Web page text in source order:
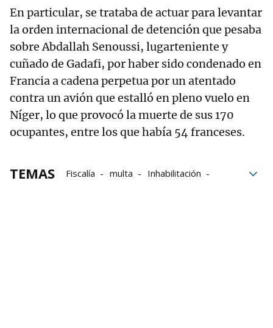
En particular, se trataba de actuar para levantar
la orden internacional de detención que pesaba
sobre Abdallah Senoussi, lugarteniente y
cuñado de Gadafi, por haber sido condenado en
Francia a cadena perpetua por un atentado
contra un avión que estalló en pleno vuelo en
Níger, lo que provocó la muerte de sus 170
ocupantes, entre los que había 54 franceses.
TEMAS Fiscalía multa
Inhabilitación